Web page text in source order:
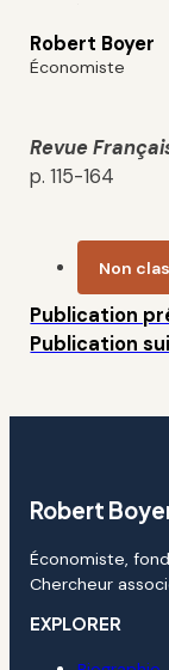
Robert Boyer
Économiste
Revue
p. 115-164
Non
Publication
Publication
Robert
Économiste,
Chercheur
EXPLORER